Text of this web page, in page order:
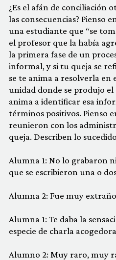
¿Es el afán de conciliación
las consecuencias? Pienso
una estudiante que “se
el profesor que la había
la primera fase de un
informal, y si tu queja se
se te anima a resolverla
unidad donde se produjo el
anima a identificar esa
términos positivos. Pienso
reunieron con los
queja. Describen lo
Alumna 1: No lo grabaron
que se escribieron una o
Alumna 2: Fue muy
Alumna 1: Te daba la
especie de charla
Alumno 2: Muy raro, muy